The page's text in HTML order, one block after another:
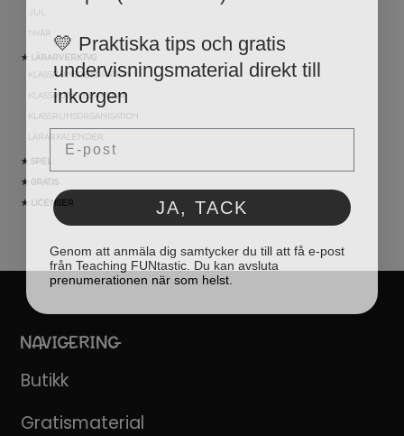
JUL
NYÅR
★ LÄRARVERKTYG
KLASSRUMSDEKORATION
KLASSRUMSLEDARSKAP
KLASSRUMSORGANISATION
LÄRARKALENDER
★ SPEL
★ GRATIS
★ LICENSER
NAVIGERING
Butikk
Gratismaterial
undervisningsmaterial direkt till
inkorgen
Email
JA, TACK
från Teaching FUNtastic. Du kan avsluta
prenumerationen när som helst.